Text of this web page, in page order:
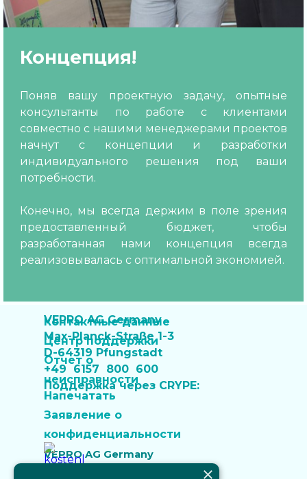
Концепция!
Поняв вашу проектную задачу, опытные
консультанты по работе с клиентами
совместно с нашими менеджерами проектов
начнут с концепции и разработки
индивидуального решения под ваши
потребности.
Конечно, мы всегда держим в поле зрения
предоставленный бюджет, чтобы
разработанная нами концепция всегда
реализовывалась с оптимальной экономией.
Контактные данные
Центр поддержки
Отчет о
неисправности
Last update: 28.07.2026
VEPRO AG Germany
Max-Planck-Straße 1-3
D-64319 Pfungstadt
+49 6157 800 600
Поддержка через CRYPE:
"Служба поддержки клиентов VEPRO"
VEPRO AG Germany
Напечатать
Заявление о
конфиденциальности
×